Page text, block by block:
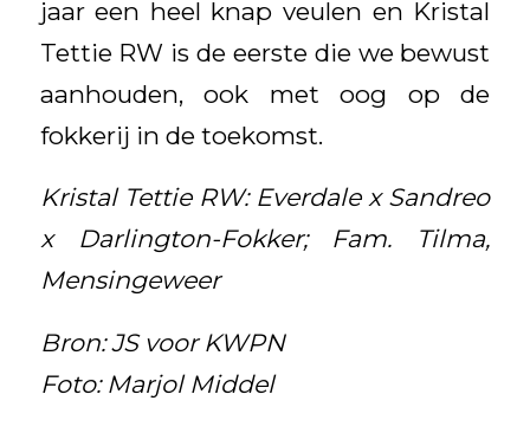
jaar een heel knap veulen en Kristal
Tettie RW is de eerste die we bewust
aanhouden, ook met oog op de
fokkerij in de toekomst.
Kristal Tettie RW: Everdale x Sandreo
x Darlington-Fokker; Fam. Tilma,
Mensingeweer
Bron: JS voor KWPN
Foto: Marjol Middel